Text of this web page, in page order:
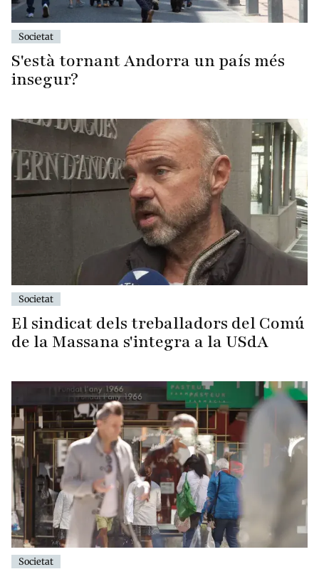
Societat
S'està tornant Andorra un país més
insegur?
Societat
El sindicat dels treballadors del Comú
de la Massana s'integra a la USdA
Societat